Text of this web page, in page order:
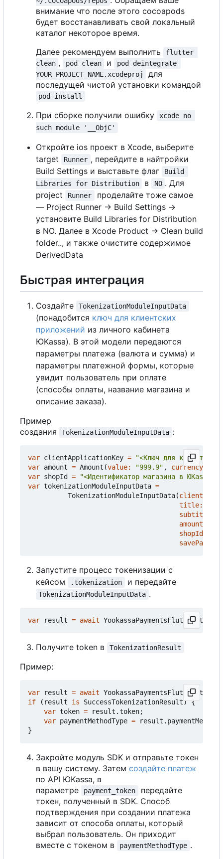
внимание что после этого cocoapods
будет восстанавливать свой локальный
каталог некоторое время.
Далее рекомендуем выполнить
flutter
clean , pod clean и
pod deintegrate
YOUR_PROJECT_NAME.xcodeproj
для
последущей чистой установки командой
pod install
При сборке получили ошибку
xcode no
such module '__ObjC'
Откройте ios проект в Xcode, выберите
target
Runner , перейдите в найтройки
Build Settings и выставьте флаг
Build
Libraries for Distribution
в NO . Для
project
Runner
проделайте тоже самое
— Project Runner -> Build Settings ->
установите Build Libraries for Distribution
в NO. Далее в Xcode Product -> Clean build
folder.., и также очистите содержимое
DerivedData
Быстрая интеграция
Создайте TokenizationModuleInputData
(понадобится ключ для клиентских
приложений из личного кабинета
ЮKassa). В этой модели передаются
параметры платежа (валюта и сумма) и
параметры платежной формы, которые
увидит пользователь при оплате
(способы оплаты, название магазина и
описание заказа).
Пример
создания
TokenizationModuleInputData :
var clientApplicationKey =
"<Ключ для клиентских
var amount = Amount (value: "999.9" , currency:
var shopId =
"<Идентификатор магазина в ЮKassa)>"
var tokenizationModuleInputData =
TokenizationModuleInputData(
title:
subtitle:
amount:
shopId:
Запустите процесс токенизации с
кейсом
.tokenization и передайте
TokenizationModuleInputData .
var result = await YookassaPaymentsFlutter.
Получите token в TokenizationResult
Пример:
var result = await YookassaPaymentsFlutter.
if
( result is SuccessTokenizationResult) {
var token = result .token;
var paymentMethodType = result .
}
Закройте модуль SDK и отправьте токен
в вашу систему. Затем создайте платеж
по API ЮKassa, в
параметре
payment_token
передайте
токен, полученный в SDK. Способ
подтверждения при создании платежа
зависит от способа оплаты, который
выбрал пользователь. Он приходит
вместе с токеном в
paymentMethodType .